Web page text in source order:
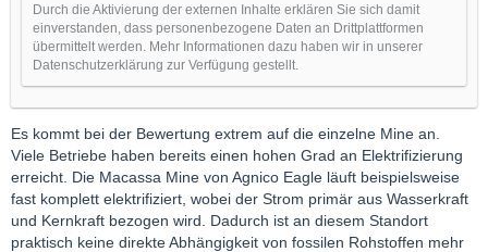
Durch die Aktivierung der externen Inhalte erklären Sie sich damit
einverstanden, dass personenbezogene Daten an Drittplattformen
übermittelt werden. Mehr Informationen dazu haben wir in unserer
Datenschutzerklärung zur Verfügung gestellt.
Es kommt bei der Bewertung extrem auf die einzelne Mine an.
Viele Betriebe haben bereits einen hohen Grad an Elektrifizierung
erreicht. Die Macassa Mine von Agnico Eagle läuft beispielsweise
fast komplett elektrifiziert, wobei der Strom primär aus Wasserkraft
und Kernkraft bezogen wird. Dadurch ist an diesem Standort
praktisch keine direkte Abhängigkeit von fossilen Rohstoffen mehr